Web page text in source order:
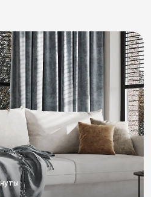
Матрасы 180х200 см
Пружинные матрасы
Мягкие матрасы
Жесткие матрасы
с независимыми пружинами
матрасы